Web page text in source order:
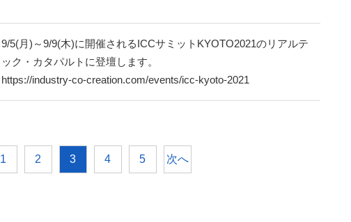
9/5(月)～9/9(木)に開催されるICCサミットKYOTO2021のリアルテ
ック・カタパルトに登壇します。
https://industry-co-creation.com/events/icc-kyoto-2021
1 2 3 4 5 次へ